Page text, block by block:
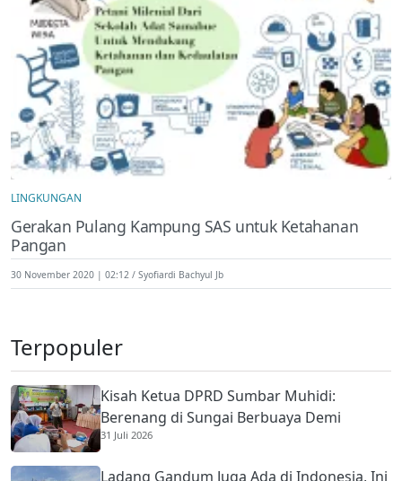
LINGKUNGAN
Gerakan Pulang Kampung SAS untuk Ketahanan
Pangan
30 November 2020 | 02:12 Syofiardi Bachyul Jb
Terpopuler
Kisah Ketua DPRD Sumbar Muhidi:
Berenang di Sungai Berbuaya Demi
Membantu Ekonomi Orang Tua
31 Juli 2026
Ladang Gandum Juga Ada di Indonesia, Ini